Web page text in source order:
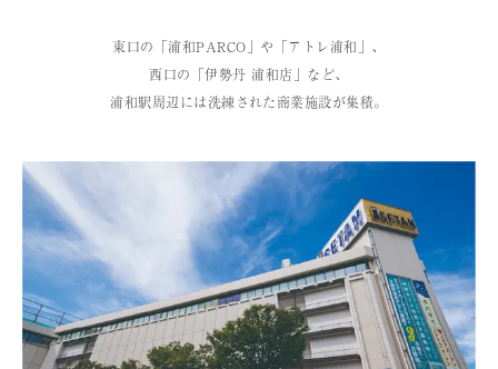
東口の「浦和PARCO」や「アトレ浦和」、
西口の「伊勢丹 浦和店」など、
浦和駅周辺には洗練された商業施設が集積。